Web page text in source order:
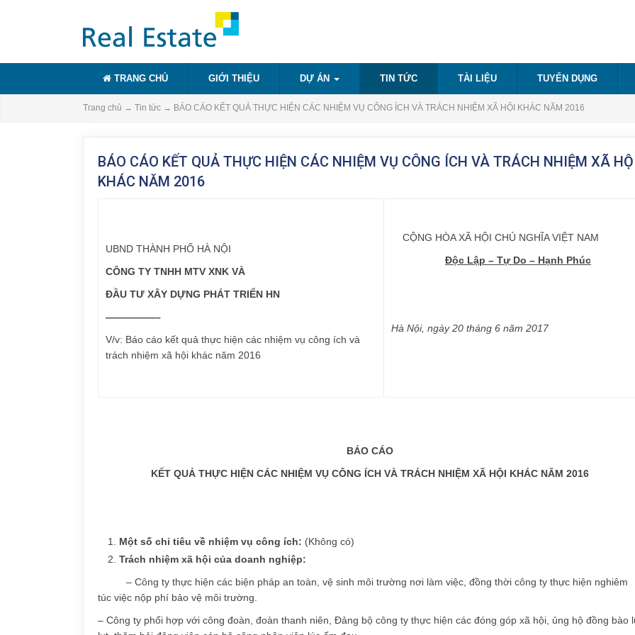
TRANG CHỦ GIỚI THIỆU DỰ ÁN TIN TỨC TÀI LIỆU TUYỂN DỤNG
Trang chủ → Tin tức → BÁO CÁO KẾT QUẢ THỰC HIỆN CÁC NHIỆM VỤ CÔNG ÍCH VÀ TRÁCH NHIỆM XÃ HỘI KHÁC NĂM 2016
BÁO CÁO KẾT QUẢ THỰC HIỆN CÁC NHIỆM VỤ CÔNG ÍCH VÀ TRÁCH NHIỆM XÃ
KHÁC NĂM 2016
UBND THÀNH PHỐ HÀ NỘI
CÔNG TY TNHH MTV XNK VÀ
ĐẦU TƯ XÂY DỰNG PHÁT TRIỂN HN
—————–
V/v: Báo cáo kết quả thực hiện các nhiệm vụ công ích và
trách nhiệm xã hội khác năm 2016
CỘNG HÒA XÃ HỘI CHỦ NGHĨA VIỆT NAM
Độc Lập – Tự Do – Hạnh Phúc
Hà Nội, ngày 20 tháng 6 năm 2017
BÁO CÁO
KẾT QUẢ THỰC HIỆN CÁC NHIỆM VỤ CÔNG ÍCH VÀ TRÁCH NHIỆM XÃ HỘI KHÁC NĂM 2016
Một số chỉ tiêu về nhiệm vụ công ích: (Không có)
Trách nhiệm xã hội của doanh nghiệp:
– Công ty thực hiện các biện pháp an toàn, vệ sinh môi trường nơi làm việc, đồng thời công ty thực hiện nghiêm
túc việc nộp phí bảo vệ môi trường.
– Công ty phối hợp với công đoàn, đoàn thanh niên, Đảng bộ công ty thực hiện các đóng góp xã hội, ủng hộ đồng bào